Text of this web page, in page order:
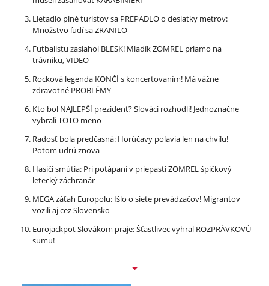
Lietadlo plné turistov sa PREPADLO o desiatky metrov:
Množstvo ľudí sa ZRANILO
Futbalistu zasiahol BLESK! Mladík ZOMREL priamo na
trávniku, VIDEO
Rocková legenda KONČÍ s koncertovaním! Má vážne
zdravotné PROBLÉMY
Kto bol NAJLEPŠÍ prezident? Slováci rozhodli! Jednoznačne
vybrali TOTO meno
Radosť bola predčasná: Horúčavy poľavia len na chvíľu!
Potom udrú znova
Hasiči smútia: Pri potápaní v priepasti ZOMREL špičkový
letecký záchranár
MEGA záťah Europolu: Išlo o siete prevádzačov! Migrantov
vozili aj cez Slovensko
Eurojackpot Slovákom praje: Šťastlivec vyhral ROZPRÁVKOVÚ
sumu!